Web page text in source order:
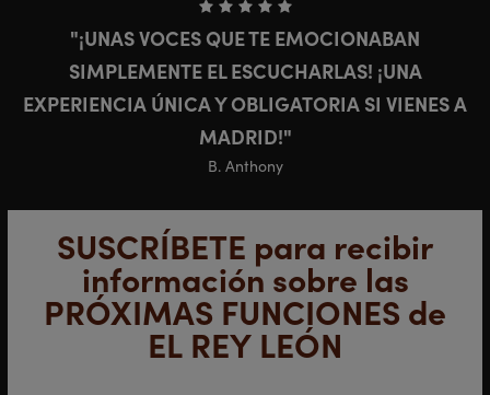
¡UNAS VOCES QUE TE EMOCIONABAN
SIMPLEMENTE EL ESCUCHARLAS! ¡UNA
EXPERIENCIA ÚNICA Y OBLIGATORIA SI VIENES A
MADRID!
B. Anthony
SUSCRÍBETE para recibir
información sobre las
PRÓXIMAS FUNCIONES de
EL REY LEÓN